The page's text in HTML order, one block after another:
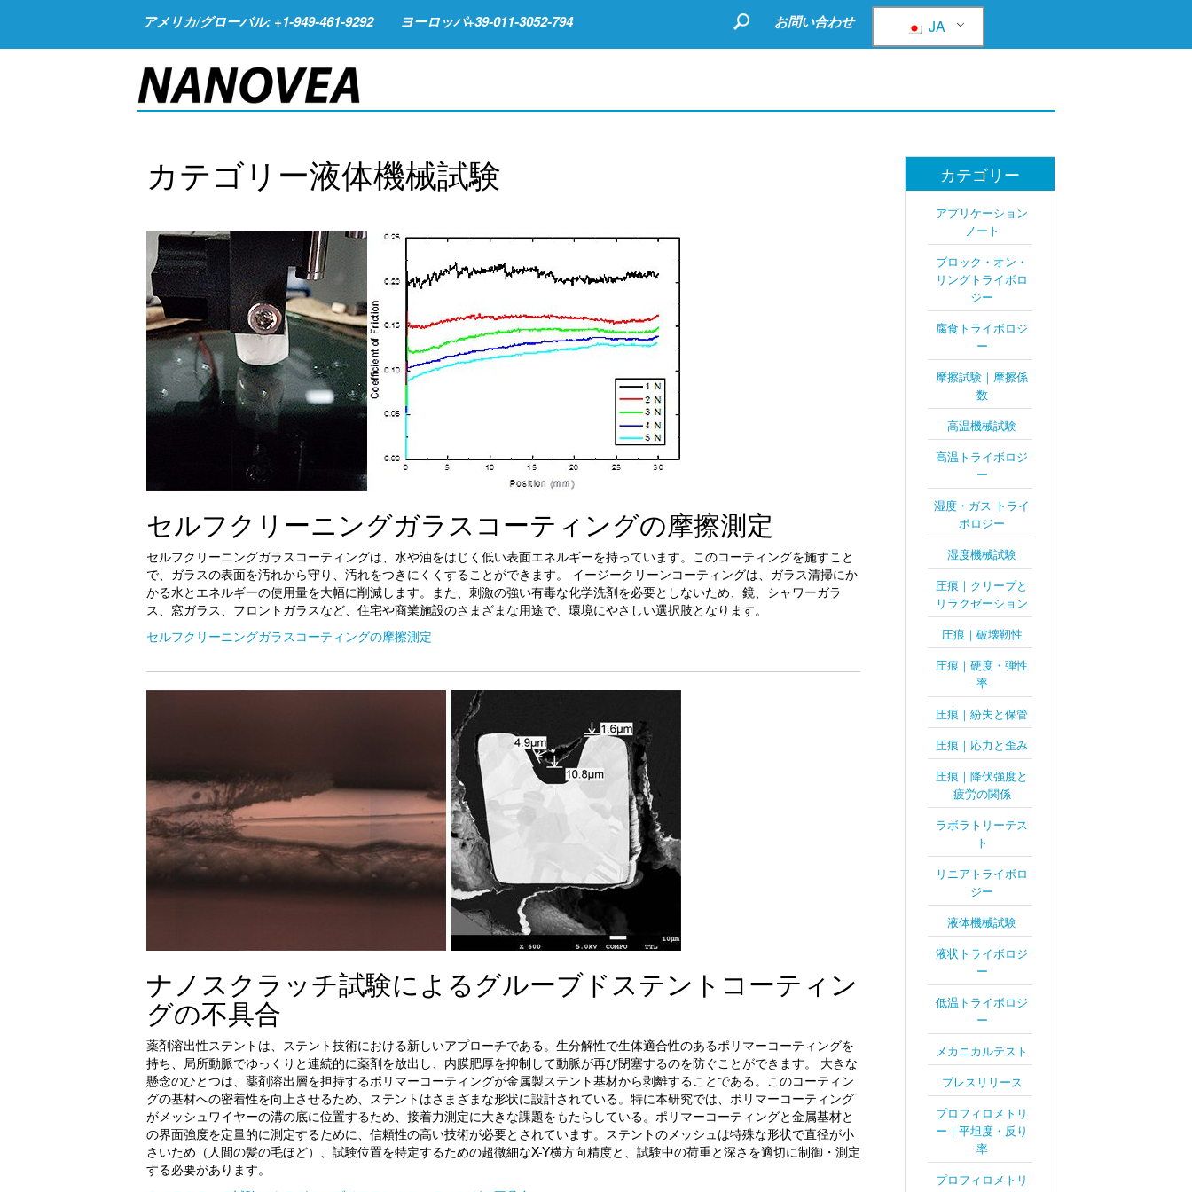
アメリカ/グローバル: +1-949-461-9292 ヨーロッパ+39-011-3052-794 JA
お問い合わせ
カテゴリー液体機械試験
セルフクリーニングガラスコーティングの摩擦測定
セルフクリーニングガラスコーティングは、水や油をはじく低い表面エネルギーを持っています。このコーティングを施すこと
で、ガラスの表面を汚れから守り、汚れをつきにくくすることができます。 イージークリーンコーティングは、ガラス清掃にか
かる水とエネルギーの使用量を大幅に削減します。また、刺激の強い有毒な化学洗剤を必要としないため、鏡、シャワーガラ
ス、窓ガラス、フロントガラスなど、住宅や商業施設のさまざまな用途で、環境にやさしい選択肢となります。
セルフクリーニングガラスコーティングの摩擦測定
ナノスクラッチ試験によるグルーブドステントコーティン
グの不具合
薬剤溶出性ステントは、ステント技術における新しいアプローチである。生分解性で生体適合性のあるポリマーコーティングを
持ち、局所動脈でゆっくりと連続的に薬剤を放出し、内膜肥厚を抑制して動脈が再び閉塞するのを防ぐことができます。
大きな
懸念のひとつは、薬剤溶出層を担持するポリマーコーティングが金属製ステント基材から剥離することである。このコーティン
グの基材への密着性を向上させるため、ステントはさまざまな形状に設計されている。特に本研究では、ポリマーコーティング
がメッシュワイヤーの溝の底に位置するため、接着力測定に大きな課題をもたらしている。ポリマーコーティングと金属基材と
の界面強度を定量的に測定するために、信頼性の高い技術が必要とされています。ステントのメッシュは特殊な形状で直径が小
さいため（人間の髪の毛ほど）、試験位置を特定するための超微細なX-Y横方向精度と、試験中の荷重と深さを適切に制御・測定
する必要があります。
カテゴリー
アプリケーション
ノート
ブロック・オン・
リングトライボロ
ジー
腐食トライボロジ
ー
摩擦試験｜摩擦係
数
高温機械試験
高温トライボロジ
ー
湿度・ガス トライ
ボロジー
湿度機械試験
圧痕｜クリープと
リラクゼーション
圧痕｜破壊靭性
圧痕｜硬度・弾性
率
圧痕｜紛失と保管
圧痕｜応力と歪み
圧痕｜降伏強度と
疲労の関係
ラボラトリーテス
ト
リニアトライボロ
ジー
液体機械試験
液状トライボロジ
ー
低温トライボロジ
ー
メカニカルテスト
プレスリリース
プロフィロメトリ
ー｜平坦度・反り
率
プロフィロメトリ